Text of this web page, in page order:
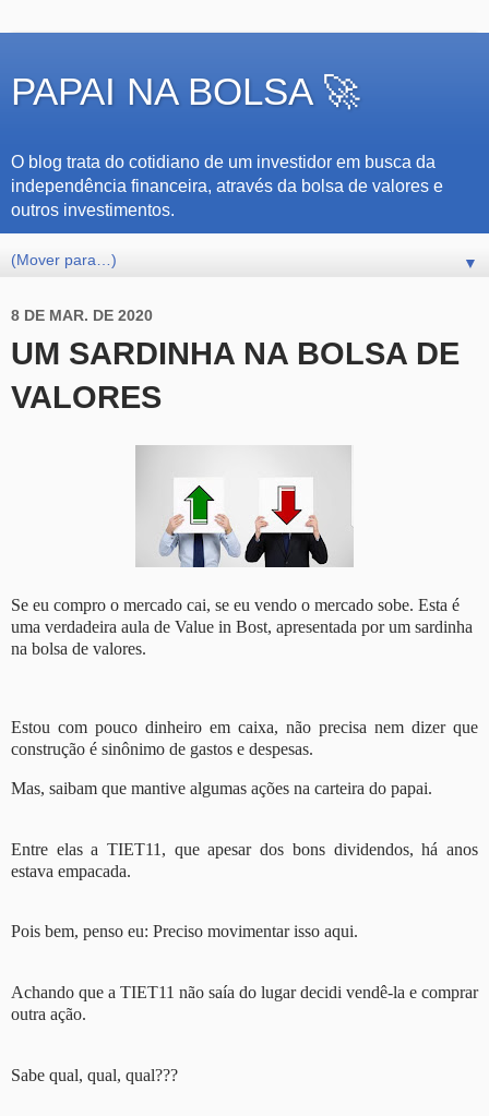
PAPAI NA BOLSA 🚀
O blog trata do cotidiano de um investidor em busca da
independência financeira, através da bolsa de valores e
outros investimentos.
▼
8 DE MAR. DE 2020
UM SARDINHA NA BOLSA DE
VALORES
Se eu compro o mercado cai, se eu vendo o mercado sobe. Esta é
uma verdadeira aula de Value in Bost, apresentada por um sardinha
na bolsa de valores.
Estou com pouco dinheiro em caixa, não precisa nem dizer que
construção é sinônimo de gastos e despesas.
Mas, saibam que mantive algumas ações na carteira do papai.
Entre elas a TIET11, que apesar dos bons dividendos, há anos
estava empacada.
Pois bem, penso eu: Preciso movimentar isso aqui.
Achando que a TIET11 não saía do lugar decidi vendê-la e comprar
outra ação.
Sabe qual, qual, qual???